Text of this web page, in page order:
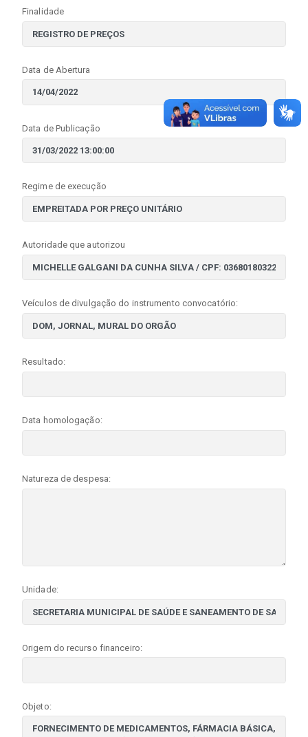
Finalidade
Data de Abertura
Data de Publicação
Regime de execução
Autoridade que autorizou
Veículos de divulgação do instrumento convocatório:
Resultado:
Data homologação:
Natureza de despesa:
Unidade:
Origem do recurso financeiro:
Objeto: